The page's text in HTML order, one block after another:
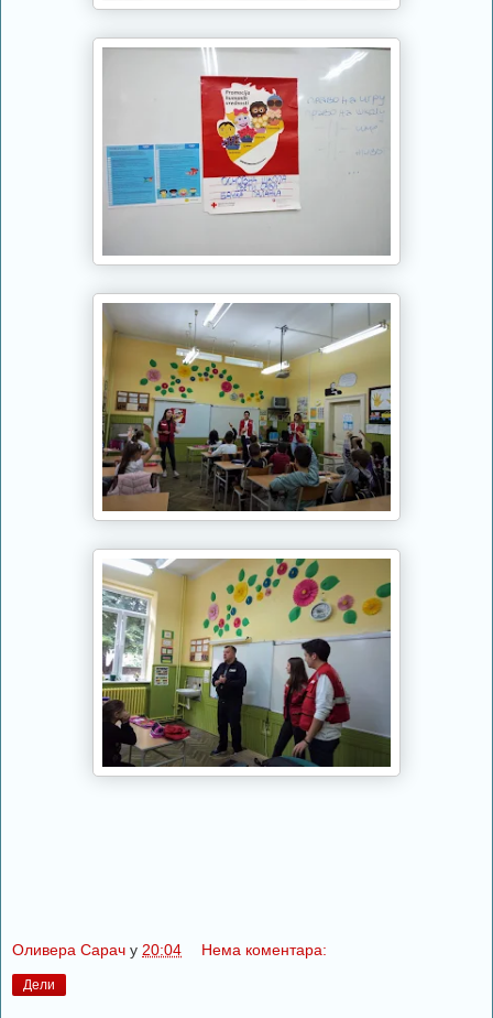
Оливера Сарач у 20:04 Нема коментара:
Дели